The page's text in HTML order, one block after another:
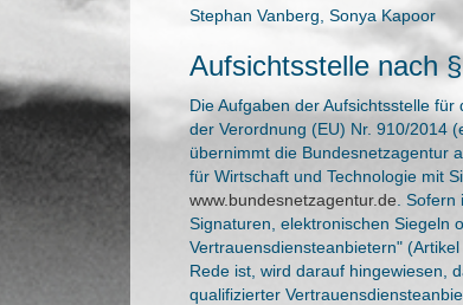
Stephan Vanberg, Sonya Kapoor
Aufsichtsstelle nach
Die Aufgaben der Aufsichtsstelle
der Verordnung (EU) Nr. 910/2014
übernimmt die Bundesnetzagentur
für Wirtschaft und Technologie mit
www.bundesnetzagentur.de .
Signaturen, elektronischen Siegeln
Vertrauensdiensteanbietern"
Rede ist, wird darauf hingewiesen,
qualifizierter